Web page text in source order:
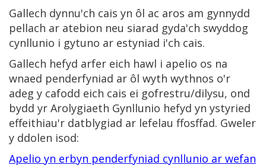
Gallech dynnu'ch cais yn ôl ac aros am gynnydd
pellach ar atebion neu siarad gyda'ch swyddog
cynllunio i gytuno ar estyniad i'ch cais.
Gallech hefyd arfer eich hawl i apelio os na
wnaed penderfyniad ar ôl wyth wythnos o'r
adeg y cafodd eich cais ei gofrestru/dilysu, ond
bydd yr Arolygiaeth Gynllunio hefyd yn ystyried
effeithiau'r datblygiad ar lefelau ffosffad. Gweler
y ddolen isod:
Apelio yn erbyn penderfyniad cynllunio ar wefan